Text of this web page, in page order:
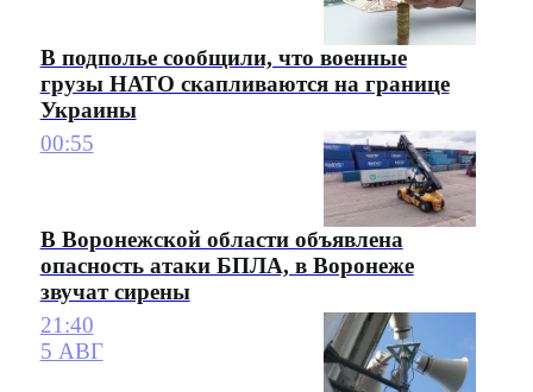
В подполье сообщили, что военные
грузы НАТО скапливаются на границе
Украины
00:55
В Воронежской области объявлена
опасность атаки БПЛА, в Воронеже
звучат сирены
21:40
5 АВГ